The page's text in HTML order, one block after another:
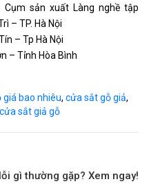
sản xuất Làng nghề tập
– TP. Hà Nội
– Tp Hà Nội
– Tỉnh Hòa Bình
giá bao nhiêu, cửa sắt gỗ giả,
sắt giả gỗ
gì thường gặp? Xem ngay!